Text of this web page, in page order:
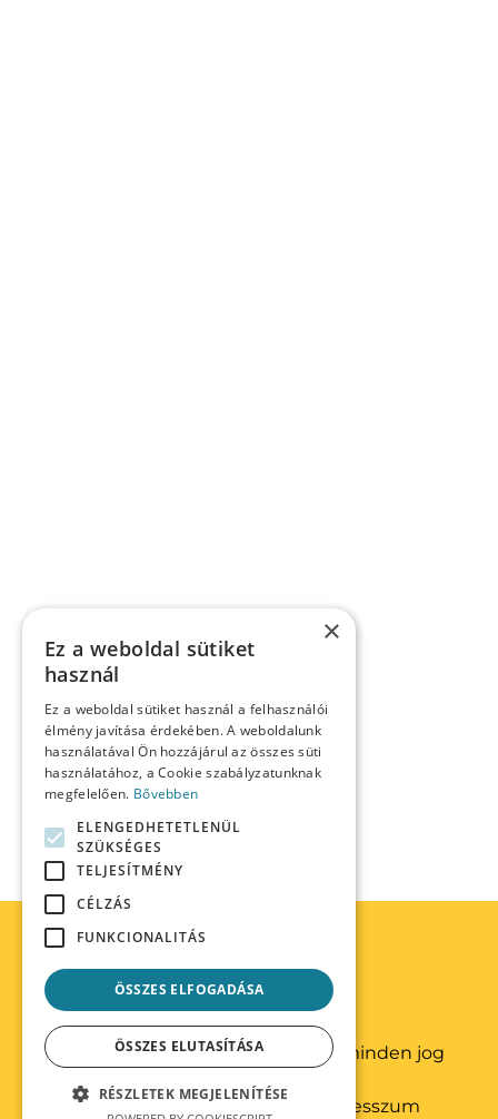
© 2020 HR Partner Consulting – minden jog
adatkezelési tájékoztató
| impresszum
×
Ez a weboldal sütiket
használ
Ez a weboldal sütiket használ a felhasználói
élmény javítása érdekében. A weboldalunk
használatával Ön hozzájárul az összes süti
használatához, a Cookie szabályzatunknak
megfelelően. Bővebben
ELENGEDHETETLENÜL
SZÜKSÉGES
TELJESÍTMÉNY
CÉLZÁS
FUNKCIONALITÁS
ÖSSZES ELFOGADÁSA
ÖSSZES ELUTASÍTÁSA
RÉSZLETEK MEGJELENÍTÉSE